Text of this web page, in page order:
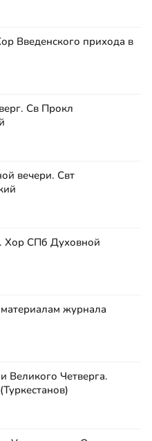
Введенского прихода в
Св Прокл
вечери. Свт
Хор СПб Духовной
журнала
Великого Четверга.